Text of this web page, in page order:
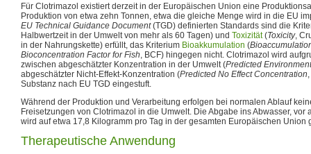
Für Clotrimazol existiert derzeit in der Europäischen Union eine
Produktion von etwa zehn Tonnen, etwa die gleiche Menge wird in die EU
EU Technical Guidance Document(TGD) definierten Standards sind die
Halbwertzeit in der Umwelt von mehr als 60 Tagen) und Toxizität(Toxicity,
in der Nahrungskette) erfüllt, das Kriterium Bioakkumulation (
Bioconcentration Factor for Fish , BCF) hingegen nicht. Clotrimazol wird
zwischen abgeschätzter Konzentration in der Umwelt (Predicted
abgeschätzter Nicht-Effekt-Konzentration (Predicted No Effect Concentration
Substanz nach EU TGD eingestuft.
Während der Produktion und Verarbeitung erfolgen bei normalen Ablauf
Freisetzungen von Clotrimazol in die Umwelt. Die Abgabe ins Abwasser, vor
wird auf etwa 17,8 Kilogramm pro Tag in der gesamten Europäischen Union
Therapeutische Anwendung